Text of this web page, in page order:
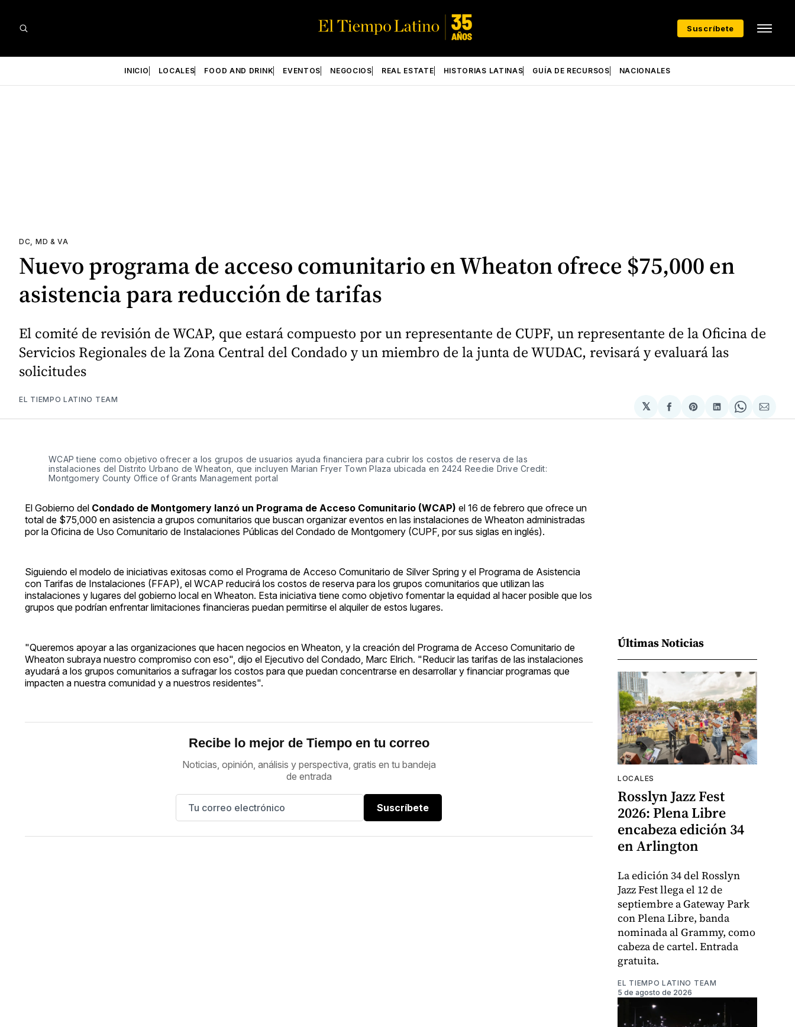
Suscríbete
INICIO LOCALES FOOD AND DRINK EVENTOS NEGOCIOS REAL ESTATE HISTORIAS LATINAS GUÍA DE RECURSOS NACIONALES
DC, MD & VA
Nuevo programa de acceso comunitario en Wheaton ofrece $75,000 en
asistencia para reducción de tarifas
El comité de revisión de WCAP, que estará compuesto por un representante de CUPF, un representante de la Oficina de
Servicios Regionales de la Zona Central del Condado y un miembro de la junta de WUDAC, revisará y evaluará las
solicitudes
EL TIEMPO LATINO TEAM
𝕏
Compartir
en
Share
on
Compartir
en
Share
on
via
WCAP tiene como objetivo ofrecer a los grupos de usuarios ayuda financiera para cubrir los costos de reserva de las
instalaciones del Distrito Urbano de Wheaton, que incluyen Marian Fryer Town Plaza ubicada en 2424 Reedie Drive Credit:
Montgomery County Office of Grants Management portal
El Gobierno del Condado de Montgomery lanzó un Programa de Acceso Comunitario (WCAP) el 16 de febrero que ofrece un
total de $75,000 en asistencia a grupos comunitarios que buscan organizar eventos en las instalaciones de Wheaton administradas
por la Oficina de Uso Comunitario de Instalaciones Públicas del Condado de Montgomery (CUPF, por sus siglas en inglés).
Siguiendo el modelo de iniciativas exitosas como el Programa de Acceso Comunitario de Silver Spring y el Programa de Asistencia
con Tarifas de Instalaciones (FFAP), el WCAP reducirá los costos de reserva para los grupos comunitarios que utilizan las
instalaciones y lugares del gobierno local en Wheaton. Esta iniciativa tiene como objetivo fomentar la equidad al hacer posible que los
grupos que podrían enfrentar limitaciones financieras puedan permitirse el alquiler de estos lugares.
"Queremos apoyar a las organizaciones que hacen negocios en Wheaton, y la creación del Programa de Acceso Comunitario de
Wheaton subraya nuestro compromiso con eso", dijo el Ejecutivo del Condado, Marc Elrich. "Reducir las tarifas de las instalaciones
ayudará a los grupos comunitarios a sufragar los costos para que puedan concentrarse en desarrollar y financiar programas que
impacten a nuestra comunidad y a nuestros residentes".
Recibe lo mejor de Tiempo en tu correo
Noticias, opinión, análisis y perspectiva, gratis en tu bandeja
de entrada
Suscríbete
Últimas Noticias
LOCALES
Rosslyn Jazz Fest
2026: Plena Libre
encabeza edición 34
en Arlington
La edición 34 del Rosslyn
Jazz Fest llega el 12 de
septiembre a Gateway Park
con Plena Libre, banda
nominada al Grammy, como
cabeza de cartel. Entrada
gratuita.
EL TIEMPO LATINO TEAM
5 de agosto de 2026